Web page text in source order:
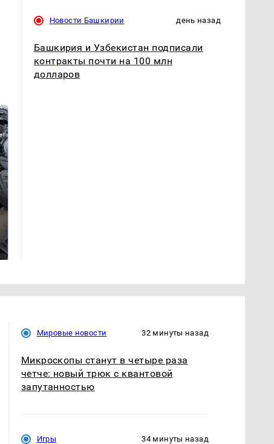
Новости Башкирии день назад
Башкирия и Узбекистан подписали
контракты почти на 100 млн
долларов
Мировые новости 32 минуты назад
Микроскопы станут в четыре раза
четче: новый трюк с квантовой
запутанностью
Игры 34 минуты назад